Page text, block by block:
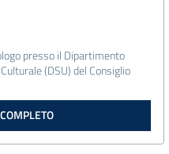
presso il Dipartimento
(DSU) del Consiglio